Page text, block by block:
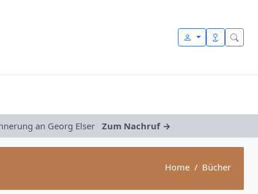
an Georg Elser Zum Nachruf →
Home Bücher